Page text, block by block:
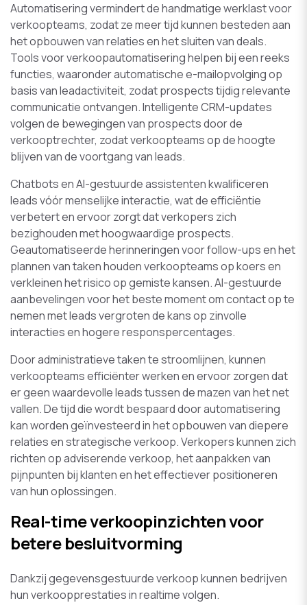
Automatisering vermindert de handmatige werklast voor
verkoopteams, zodat ze meer tijd kunnen besteden aan
het opbouwen van relaties en het sluiten van deals.
Tools voor verkoopautomatisering helpen bij een reeks
functies, waaronder automatische e-mailopvolging op
basis van leadactiviteit, zodat prospects tijdig relevante
communicatie ontvangen. Intelligente CRM-updates
volgen de bewegingen van prospects door de
verkooptrechter, zodat verkoopteams op de hoogte
blijven van de voortgang van leads.
Chatbots en AI-gestuurde assistenten kwalificeren
leads vóór menselijke interactie, wat de efficiëntie
verbetert en ervoor zorgt dat verkopers zich
bezighouden met hoogwaardige prospects.
Geautomatiseerde herinneringen voor follow-ups en het
plannen van taken houden verkoopteams op koers en
verkleinen het risico op gemiste kansen. AI-gestuurde
aanbevelingen voor het beste moment om contact op te
nemen met leads vergroten de kans op zinvolle
interacties en hogere responspercentages.
Door administratieve taken te stroomlijnen, kunnen
verkoopteams efficiënter werken en ervoor zorgen dat
er geen waardevolle leads tussen de mazen van het net
vallen. De tijd die wordt bespaard door automatisering
kan worden geïnvesteerd in het opbouwen van diepere
relaties en strategische verkoop. Verkopers kunnen zich
richten op adviserende verkoop, het aanpakken van
pijnpunten bij klanten en het effectiever positioneren
van hun oplossingen.
Real-time verkoopinzichten voor
betere besluitvorming
Dankzij gegevensgestuurde verkoop kunnen bedrijven
hun verkoopprestaties in realtime volgen.